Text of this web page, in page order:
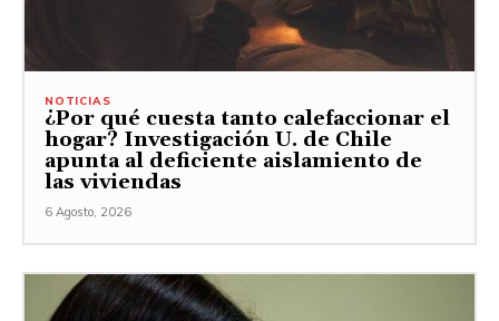
NOTICIAS
¿Por qué cuesta tanto calefaccionar el
hogar? Investigación U. de Chile
apunta al deficiente aislamiento de
las viviendas
6 Agosto, 2026